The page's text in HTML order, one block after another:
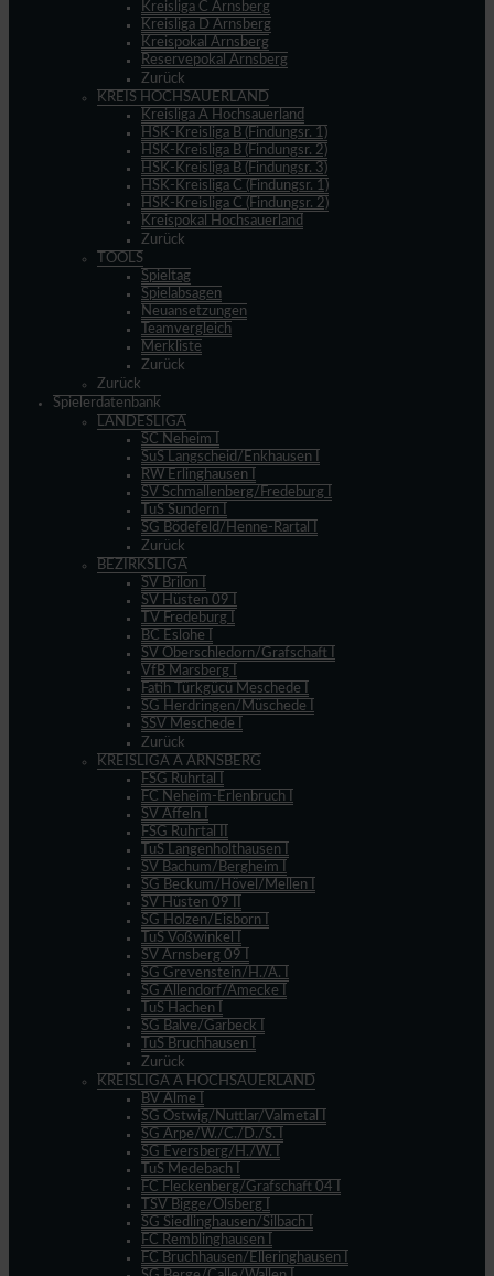
Kreisliga C Arnsberg
Kreisliga D Arnsberg
Kreispokal Arnsberg
Reservepokal Arnsberg
Zurück
KREIS HOCHSAUERLAND
Kreisliga A Hochsauerland
HSK-Kreisliga B (Findungsr. 1)
HSK-Kreisliga B (Findungsr. 2)
HSK-Kreisliga B (Findungsr. 3)
HSK-Kreisliga C (Findungsr. 1)
HSK-Kreisliga C (Findungsr. 2)
Kreispokal Hochsauerland
Zurück
TOOLS
Spieltag
Spielabsagen
Neuansetzungen
Teamvergleich
Merkliste
Zurück
Zurück
Spielerdatenbank
LANDESLIGA
SC Neheim I
SuS Langscheid/Enkhausen I
RW Erlinghausen I
SV Schmallenberg/Fredeburg I
TuS Sundern I
SG Bödefeld/Henne-Rartal I
Zurück
BEZIRKSLIGA
SV Brilon I
SV Hüsten 09 I
TV Fredeburg I
BC Eslohe I
SV Oberschledorn/Grafschaft I
VfB Marsberg I
Fatih Türkgücü Meschede I
SG Herdringen/Müschede I
SSV Meschede I
Zurück
KREISLIGA A ARNSBERG
FSG Ruhrtal I
FC Neheim-Erlenbruch I
SV Affeln I
FSG Ruhrtal II
TuS Langenholthausen I
SV Bachum/Bergheim I
SG Beckum/Hövel/Mellen I
SV Hüsten 09 II
SG Holzen/Eisborn I
TuS Voßwinkel I
SV Arnsberg 09 I
SG Grevenstein/H./A. I
SG Allendorf/Amecke I
TuS Hachen I
SG Balve/Garbeck I
TuS Bruchhausen I
Zurück
KREISLIGA A HOCHSAUERLAND
BV Alme I
SG Ostwig/Nuttlar/Valmetal I
SG Arpe/W./C./D./S. I
SG Eversberg/H./W. I
TuS Medebach I
FC Fleckenberg/Grafschaft 04 I
TSV Bigge/Olsberg I
SG Siedlinghausen/Silbach I
FC Remblinghausen I
FC Bruchhausen/Elleringhausen I